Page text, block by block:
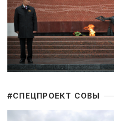
#CПЕЦПРОЕКТ СОВЫ